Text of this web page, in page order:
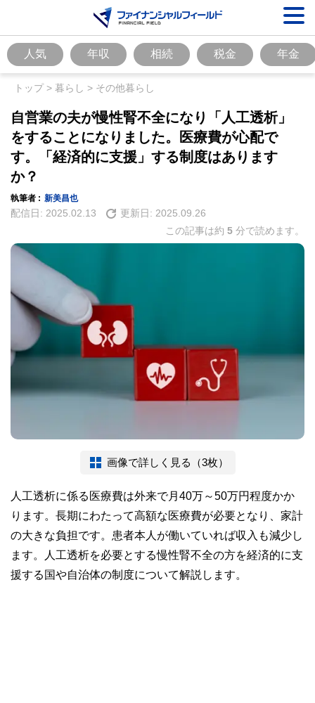
人気 年収 相続 税金 年金
トップ> 暮らし > その他暮らし
自営業の夫が慢性腎不全になり「人工透析」
をすることになりました。医療費が心配で
す。「経済的に支援」する制度はあります
か？
執筆者 : 新美昌也
配信日: 2025.02.13 更新日: 2025.09.26
この記事は約 5 分で読めます。
画像で詳しく見る（3枚）
人工透析に係る医療費は外来で月40万～50万円程度かか
ります。長期にわたって高額な医療費が必要となり、家計
の大きな負担です。患者本人が働いていれば収入も減少し
ます。人工透析を必要とする慢性腎不全の方を経済的に支
援する国や自治体の制度について解説します。